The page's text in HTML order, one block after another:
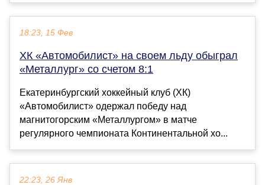
18:23, 15 Фев
ХК «Автомобилист» на своем льду обыграл
«Металлург» со счетом 8:1
Екатеринбургский хоккейный клуб (ХК)
«Автомобилист» одержал победу над
магнитогорским «Металлургом» в матче
регулярного чемпионата Континентальной хо...
22:23, 26 Янв